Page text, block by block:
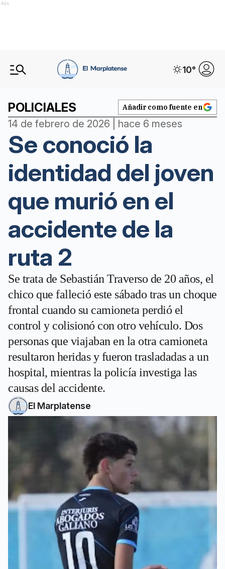
Ads
10°
POLICIALES Añadir como fuente en
14 de febrero de 2026 | hace 6 meses
Se conoció la
identidad del joven
que murió en el
accidente de la
ruta 2
Se trata de Sebastián Traverso de 20 años, el
chico que falleció este sábado tras un choque
frontal cuando su camioneta perdió el
control y colisionó con otro vehículo. Dos
personas que viajaban en la otra camioneta
resultaron heridas y fueron trasladadas a un
hospital, mientras la policía investiga las
causas del accidente.
El Marplatense